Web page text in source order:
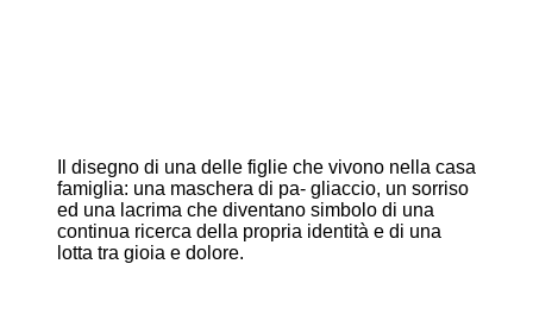
Il disegno di una delle figlie che vivono nella casa
famiglia: una maschera di pa- gliaccio, un sorriso
ed una lacrima che diventano simbolo di una
continua ricerca della propria identità e di una
lotta tra gioia e dolore.